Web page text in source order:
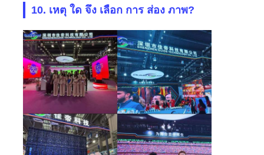
10. เหตุ ใด จึง เลือก การ ส่อง ภาพ?